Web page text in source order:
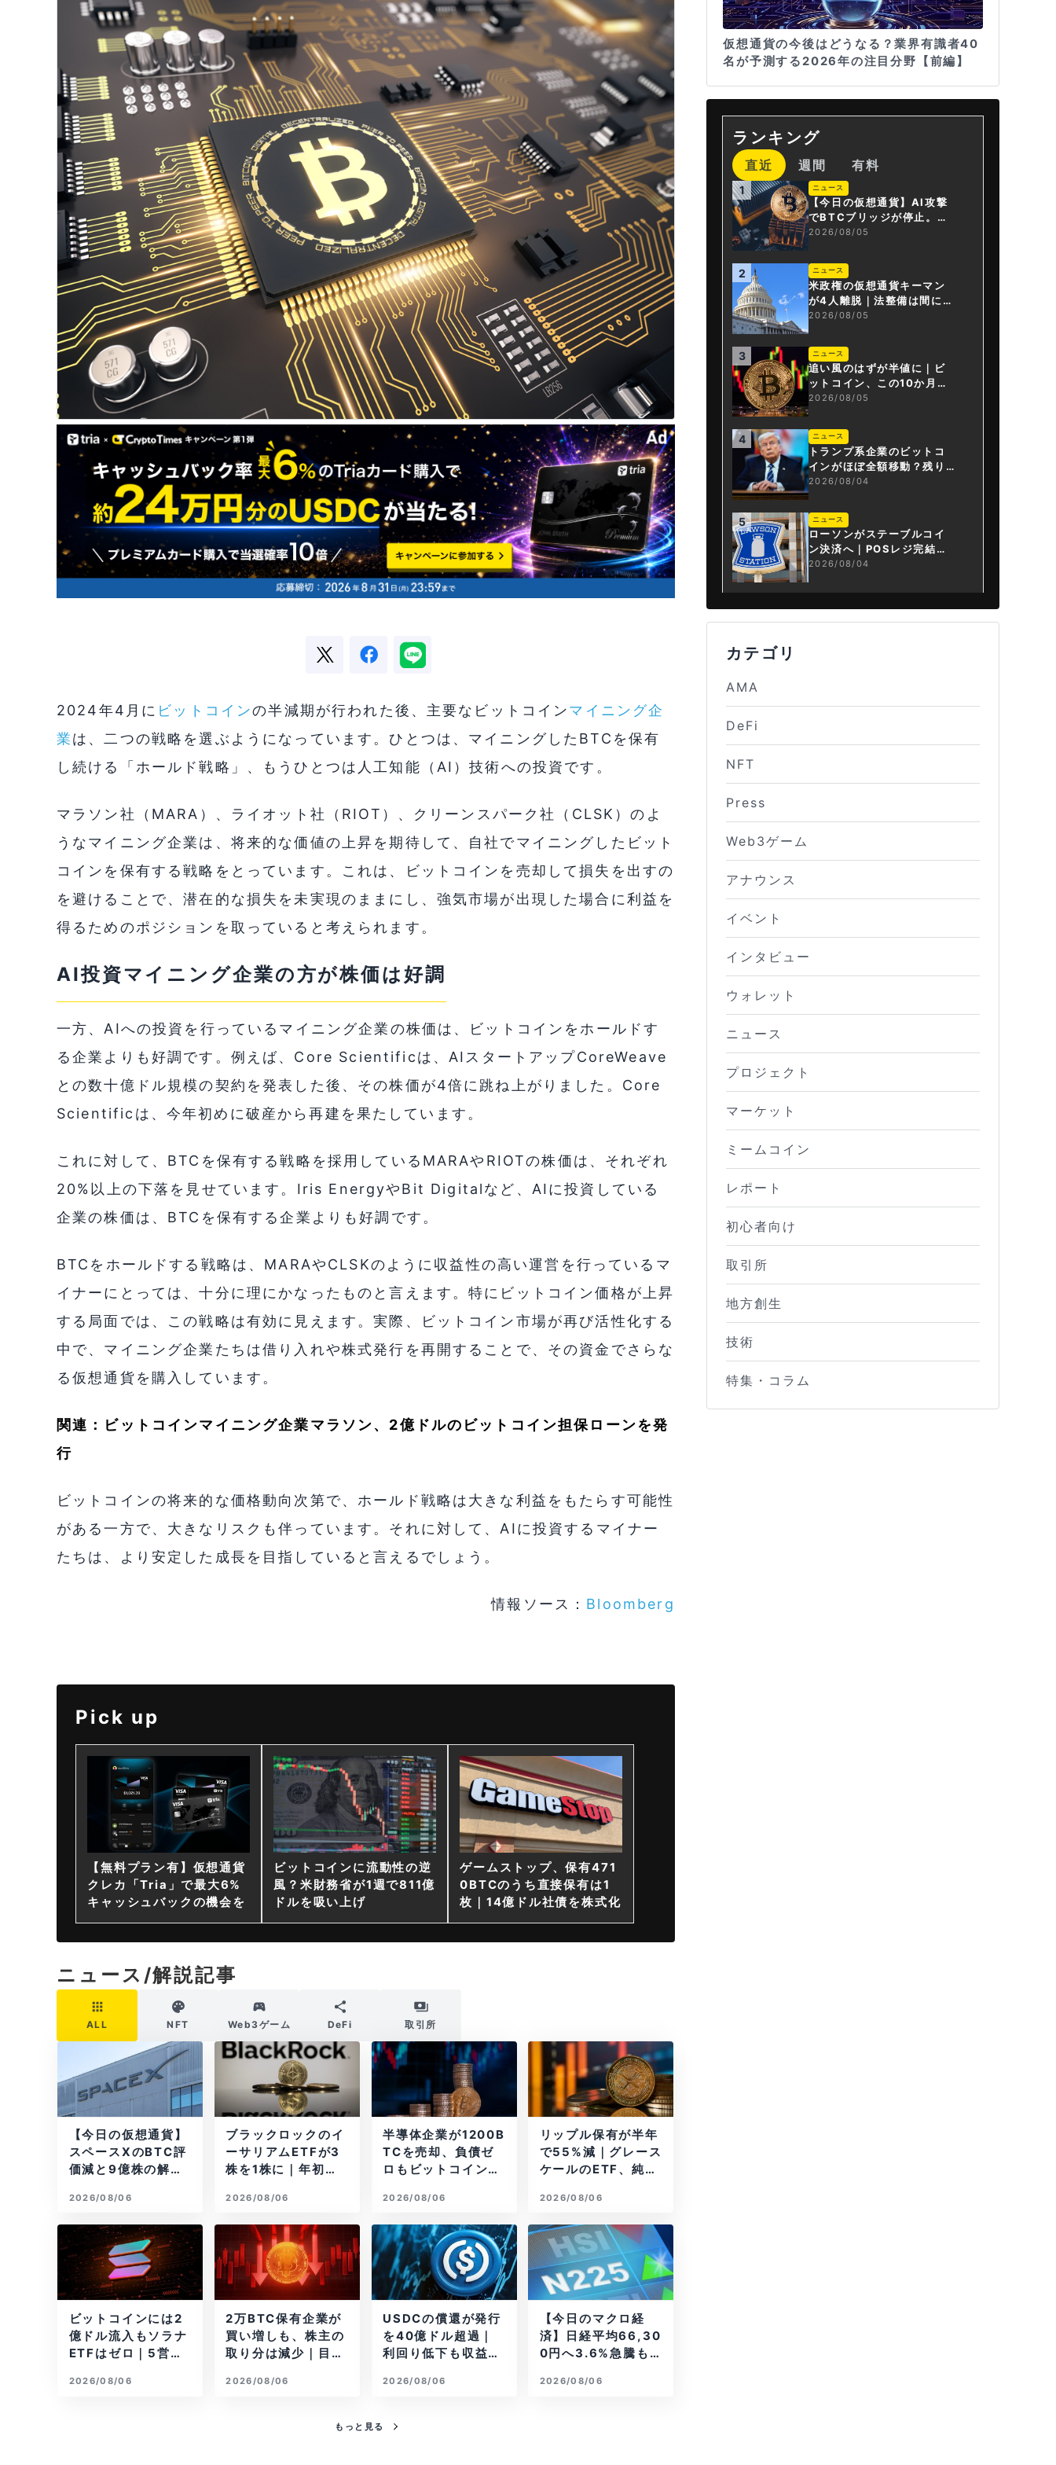
2024年4月に ビットコインの半減期が行われた後、主要なビットコインマイニング企
業は、二つの戦略を選ぶようになっています。ひとつは、マイニングしたBTCを保有
し続ける「ホールド戦略」、もうひとつは人工知能（AI）技術への投資です。
マラソン社（MARA）、ライオット社（RIOT）、クリーンスパーク社（CLSK）のよ
うなマイニング企業は、将来的な価値の上昇を期待して、自社でマイニングしたビット
コインを保有する戦略をとっています。これは、ビットコインを売却して損失を出すの
を避けることで、潜在的な損失を未実現のままにし、強気市場が出現した場合に利益を
得るためのポジションを取っていると考えられます。
AI投資マイニング企業の方が株価は好調
一方、AIへの投資を行っているマイニング企業の株価は、ビットコインをホールドす
る企業よりも好調です。例えば、Core Scientificは、AIスタートアップCoreWeave
との数十億ドル規模の契約を発表した後、その株価が4倍に跳ね上がりました。Core
Scientificは、今年初めに破産から再建を果たしています。
これに対して、BTCを保有する戦略を採用しているMARAやRIOTの株価は、それぞれ
20%以上の下落を見せています。Iris EnergyやBit Digitalなど、AIに投資している
企業の株価は、BTCを保有する企業よりも好調です。
BTCをホールドする戦略は、MARAやCLSKのように収益性の高い運営を行っているマ
イナーにとっては、十分に理にかなったものと言えます。特にビットコイン価格が上昇
する局面では、この戦略は有効に見えます。実際、ビットコイン市場が再び活性化する
中で、マイニング企業たちは借り入れや株式発行を再開することで、その資金でさらな
る仮想通貨を購入しています。
関連： ビットコインマイニング企業マラソン、2億ドルのビットコイン担保ローンを発
行
ビットコインの将来的な価格動向次第で、ホールド戦略は大きな利益をもたらす可能性
がある一方で、大きなリスクも伴っています。それに対して、AIに投資するマイナー
たちは、より安定した成長を目指していると言えるでしょう。
情報ソース： Bloomberg
Pick up
【無料プラン有】仮想通貨
クレカ「Tria」で最大6%
キャッシュバックの機会を
ビットコインに流動性の逆
風？米財務省が1週で811億
ドルを吸い上げ
ゲームストップ、保有471
0BTCのうち直接保有は1
枚｜14億ドル社債を株式化
ニュース/解説記事
ALL NFT Web3ゲーム DeFi 取引所
【今日の仮想通貨】
スペースXのBTC評
価減と9億株の解
BTCが盗難
2026/08/06
ブラックロックのイ
ーサリアムETFが3
株を1株に｜年初来3
2026/08/06
半導体企業が1200B
TCを売却、負債ゼ
ロもビットコイン戦
2026/08/06
リップル保有が半年
で55%減｜グレース
ケールのETF、純資
2026/08/06
ビットコインには2
億ドル流入もソラナ
ETFはゼロ｜5営業
2026/08/06
2万BTC保有企業が
買い増しも、株主の
取り分は減少｜目標
2026/08/06
USDCの償還が発行
を40億ドル超過｜
利回り低下も収益は
2026/08/06
【今日のマクロ経
済】日経平均66,30
0円へ3.6%急騰もA
燃
2026/08/06
もっと見る
仮想通貨の今後はどうなる？業界有識者40
名が予測する2026年の注目分野【前編】
ランキング
直近 週間 有料
1 ニュース
【今日の仮想通貨】AI攻撃
でBTCブリッジが停止。金
融庁が「暗号資産・ステー
2026/08/05
2 ニュース
米政権の仮想通貨キーマン
が4人離脱｜法整備は間に合
うか
2026/08/05
3 ニュース
追い風のはずが半値に｜ビ
ットコイン、この10か月で
何が起きたか
2026/08/05
4 ニュース
トランプ系企業のビットコ
インがほぼ全額移動？残り
は3.43BTCか
2026/08/04
5 ニュース
ローソンがステーブルコイ
ン決済へ｜POSレジ完結は
国内初
2026/08/04
カテゴリ
AMA
DeFi
NFT
Press
Web3ゲーム
アナウンス
イベント
インタビュー
ウォレット
ニュース
プロジェクト
マーケット
ミームコイン
レポート
初心者向け
取引所
地方創生
技術
特集・コラム